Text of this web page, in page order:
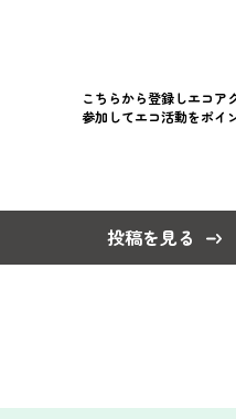
こちらから登録しエコア
参加してエコ活動をポイ
投稿を見る